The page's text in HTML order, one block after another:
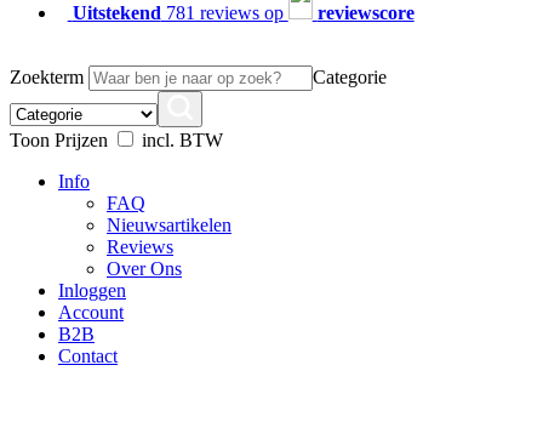
Uitstekend 781 reviews op reviewscore
Zoekterm Categorie
Toon Prijzen
incl. BTW
Info
FAQ
Nieuwsartikelen
Reviews
Over Ons
Inloggen
Account
B2B
Contact